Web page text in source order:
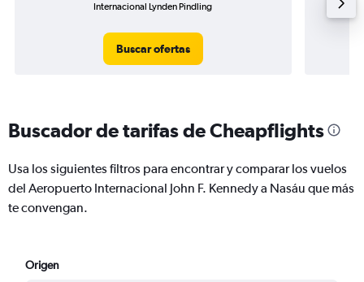
Internacional Lynden Pindling
Buscar ofertas
Buscador de tarifas de Cheapflights
Usa los siguientes filtros para encontrar y comparar los vuelos
del Aeropuerto Internacional John F. Kennedy a Nasáu que más
te convengan.
Origen